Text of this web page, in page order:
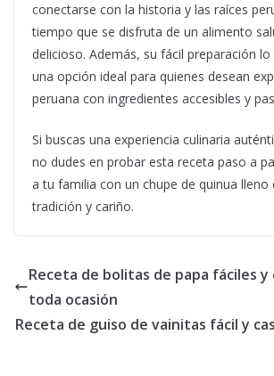
conectarse con la historia y las raíces
tiempo que se disfruta de un alimento
delicioso. Además, su fácil preparación
una opción ideal para quienes desean
peruana con ingredientes accesibles y
Si buscas una experiencia culinaria
no dudes en probar esta receta paso a
a tu familia con un chupe de quinua lleno
tradición y cariño.
Receta de bolitas de papa fáciles
toda ocasión
Receta de guiso de vainitas fácil y